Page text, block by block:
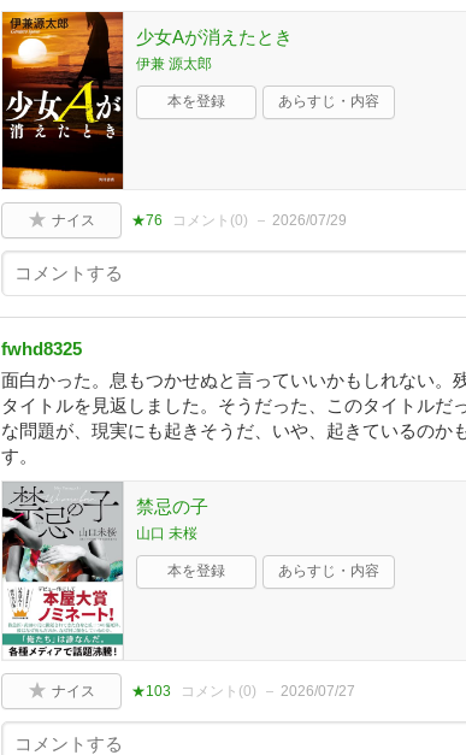
少女Aが消えたとき
伊兼 源太郎
本を登録 あらすじ・内容
ナイス ★76 コメント(0) 2026/07/29
fwhd8325
面白かった。息もつかせぬと言っていいかもしれない。
タイトルを見返しました。そうだった、このタイトルだ
な問題が、現実にも起きそうだ、いや、起きているのか
す。
禁忌の子
山口 未桜
本を登録 あらすじ・内容
ナイス ★103 コメント(0) 2026/07/27